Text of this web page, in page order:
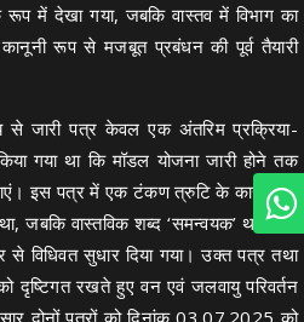
में देखा गया, जबकि वास्तव में विभाग का
रूप से मजबूत प्रबंधन की पूर्व तैयारी
से जारी पत्र केवल एक अंतरिम प्रक्रिया-
गया था कि मॉडल योजना जारी होने तक
इस पत्र में एक टंकण त्रुटि के कारण वन
जबकि वास्तविक शब्द ‘समन्वयक’ था। इस
विधिवत सुधार दिया गया। उक्त पत्र तथा
दृष्टिगत रखते हुए वन एवं जलवायु परिवर्तन
दोनों पत्रों को दिनांक 03.07.2025 को